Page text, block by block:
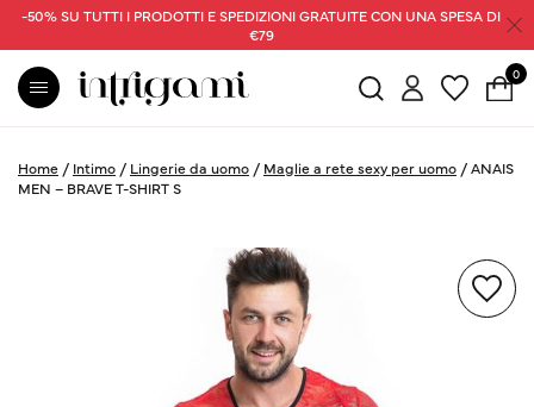
-50% SU TUTTI I PRODOTTI E SPEDIZIONI GRATUITE CON UNA SPESA DI
€79
0
Home / Intimo / Lingerie da uomo / Maglie a rete sexy per uomo /ANAIS
MEN – BRAVE T-SHIRT S